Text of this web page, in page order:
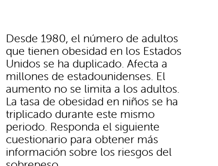
Desde 1980, el número de adultos
que tienen obesidad en los Estados
Unidos se ha duplicado. Afecta a
millones de estadounidenses. El
aumento no se limita a los adultos.
La tasa de obesidad en niños se ha
triplicado durante este mismo
periodo. Responda el siguiente
cuestionario para obtener más
información sobre los riesgos del